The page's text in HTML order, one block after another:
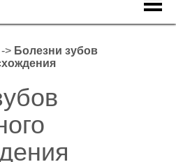
-> Болезни зубов